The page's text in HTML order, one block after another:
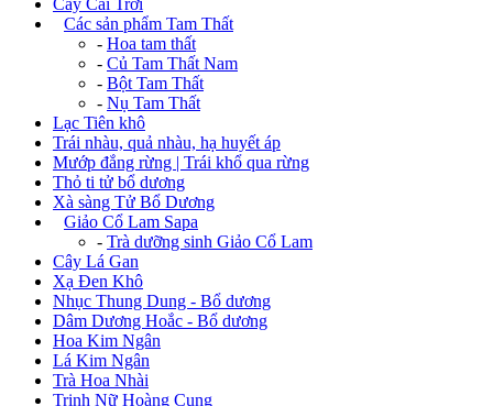
Cây Cải Trời
Các sản phẩm Tam Thất
- Hoa tam thất
- Củ Tam Thất Nam
- Bột Tam Thất
- Nụ Tam Thất
Lạc Tiên khô
Trái nhàu, quả nhàu, hạ huyết áp
Mướp đắng rừng | Trái khổ qua rừng
Thỏ ti tử bổ dương
Xà sàng Tử Bổ Dương
Giảo Cổ Lam Sapa
- Trà dưỡng sinh Giảo Cổ Lam
Cây Lá Gan
Xạ Đen Khô
Nhục Thung Dung - Bổ dương
Dâm Dương Hoắc - Bổ dương
Hoa Kim Ngân
Lá Kim Ngân
Trà Hoa Nhài
Trinh Nữ Hoàng Cung